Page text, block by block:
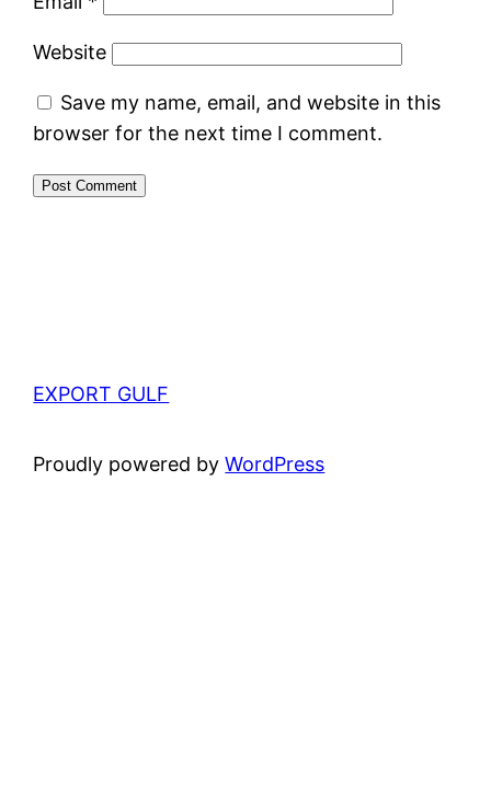
Website
Save my name, email, and website in this
browser for the next time I comment.
EXPORT GULF
Proudly powered byWordPress